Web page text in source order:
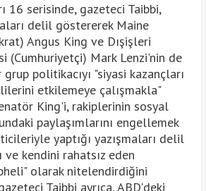
16 serisinde, gazeteci Taibbi,
delil göstererek Maine
Angus King ve Dışişleri
(Cumhuriyetçi) Mark Lenzi'nin de
politikacıyı "siyasi kazançları
etkilemeye çalışmakla"
King'i, rakiplerinin sosyal
paylaşımlarını engellemek
yaptığı yazışmaları delil
ve kendini rahatsız eden
olarak nitelendirdiğini
Taibbi ayrıca, ABD'deki